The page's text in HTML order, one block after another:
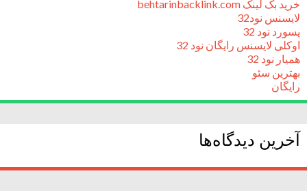
خرید بک لینک behtarinbacklink.com
لایسنس نود32
پسورد نود 32
اوکلی لایسنس رایگان نود 32
همیار نود 32
بهترین سئو
رایگان
آخرین دیدگاه‌ها